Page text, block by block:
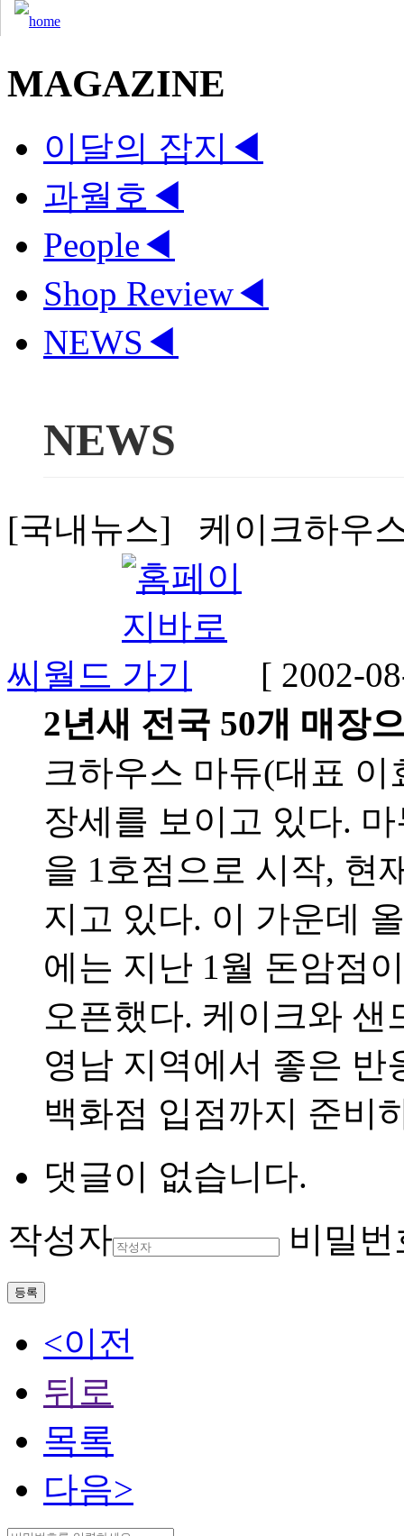
MAGAZINE
이달의 잡지 ◀
과월호 ◀
People◀
Shop Review◀
NEWS ◀
NEWS
[국내뉴스] 케이크하우
씨월드
[ 2002-
2년새 전국 50개 매장
크하우스 마듀(대표
장세를 보이고 있다.
을 1호점으로 시작, 현
지고 있다. 이 가운데
에는 지난 1월 돈암점
오픈했다. 케이크와 샌
영남 지역에서 좋은 반
백화점 입점까지 준비
댓글이 없습니다.
작성자
비밀번
등록
<이전
뒤로
목록
다음>